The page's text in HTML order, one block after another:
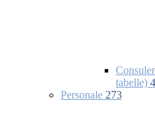
tabelle)
Personale 273